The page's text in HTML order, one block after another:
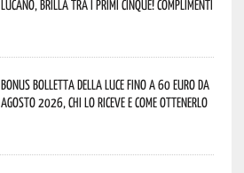
lucano, brilla tra i primi cinque! Complimenti
Bonus bolletta della luce fino a 60 euro da
agosto 2026, chi lo riceve e come ottenerlo